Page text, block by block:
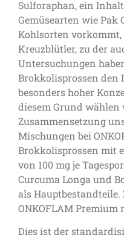
Sulforaphan, ein
Gemüsearten wie Pak
Kohlsorten
Kreuzblütler, zu der
Untersuchungen
Brokkolisprossen den
besonders hoher
diesem Grund
Zusammensetzung
Mischungen bei
Brokkolisprossen mit
von 100 mg je
Curcuma Longa und
als
ONKOFLAM Premium
Dies ist der